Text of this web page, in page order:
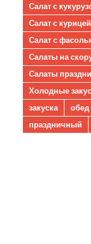
Салат с
Салат с курицей
Салат с
Салаты на
Салаты
Холодные
закуска
обед
праздничный